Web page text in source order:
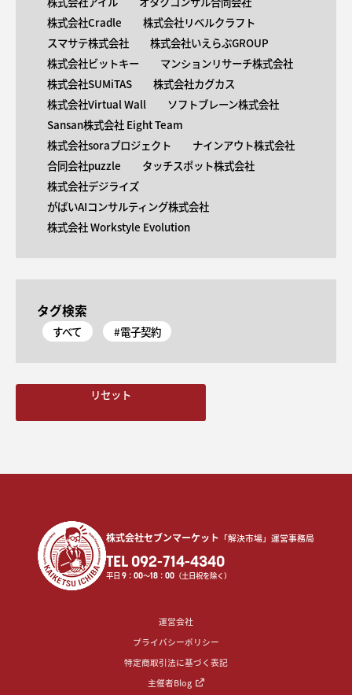
株式会社Cradle
株式会社リベルクラフト
スマサテ株式会社
株式会社いえらぶGROUP
株式会社ビットキー
マンションリサーチ株式会社
株式会社SUMiTAS
株式会社カグカス
株式会社Virtual Wall
ソフトブレーン株式会社
Sansan株式会社 Eight Team
株式会社soraプロジェクト
ナインアウト株式会社
合同会社puzzle
タッチスポット株式会社
株式会社デジライズ
がばいAIコンサルティング株式会社
株式会社 Workstyle Evolution
タグ検索
すべて #電子契約
リセット
株式会社セブンマーケット 「解決市場」運営事務局
TEL 092-714-4340
平日9 ：00〜18 ：00 （土日祝を除く）
運営会社
プライバシーポリシー
特定商取引法に基づく表記
主催者Blog